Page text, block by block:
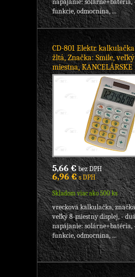
funkcie, odmocnina, ...
CD-801 Elektr.
žltá, Značka: Smile,
miestna, KANCELÁRSKE
5,66 €bez DPH
6,96 €s DPH
Skladom viac ako 500 ks
vrecková kalkulačka,
veľký 8-miestny displej, -
napájanie: solárne+batéria,
funkcie, odmocnina, ...